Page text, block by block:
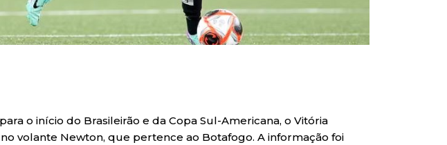
o início do Brasileirão e da Copa Sul-Americana, o Vitória
volante Newton, que pertence ao Botafogo. A informação foi